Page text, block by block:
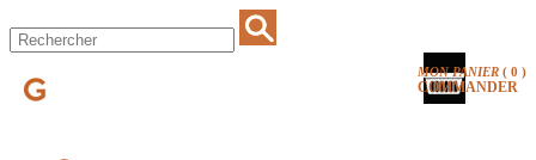
MON PANIER ( 0 )
COMMANDER